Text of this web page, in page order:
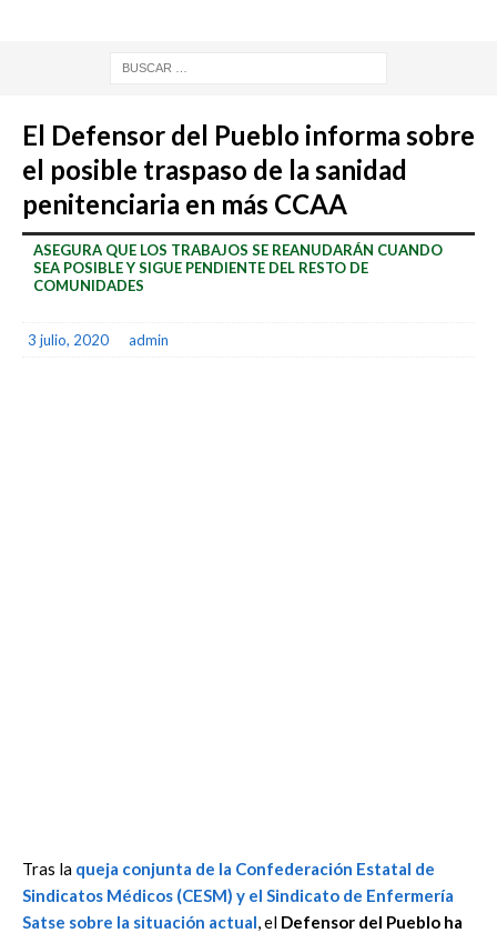
El Defensor del Pueblo informa sobre
el posible traspaso de la sanidad
penitenciaria en más CCAA
ASEGURA QUE LOS TRABAJOS SE REANUDARÁN CUANDO
SEA POSIBLE Y SIGUE PENDIENTE DEL RESTO DE
COMUNIDADES
3 julio, 2020 admin
Tras la queja conjunta de la Confederación Estatal de
Sindicatos Médicos (CESM) y el Sindicato de Enfermería
Satse sobre la situación actual, el Defensor del Pueblo ha